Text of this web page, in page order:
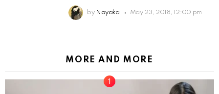
by Nayaka May 23, 2018, 12:00 pm
MORE AND MORE